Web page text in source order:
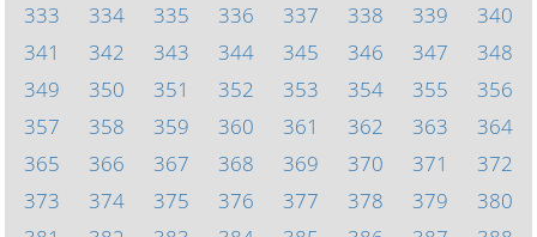
333
334 335 336 337 338 339
340
341
342 343 344 345 346 347
348
349
350 351 352 353 354 355
356
357
358 359 360 361 362 363
364
365
366 367 368 369 370 371
372
373
374 375 376 377 378 379
380